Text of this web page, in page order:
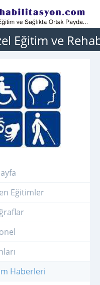
Eğitim ve
Eğitimler
Haberleri